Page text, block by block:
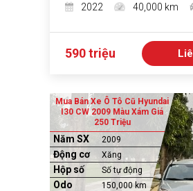
2022
40,000 km
590 triệu
Mua Bán Xe Ô Tô Cũ Hyundai
I30 CW 2009 Màu Xám Giá
250 Triệu
Năm SX 2009
Động cơ Xăng
Hộp số Số tự động
Odo 150,000 km